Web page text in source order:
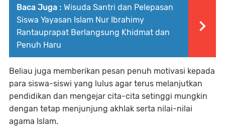
Baca Juga : Wisuda Santri dan Pelepasan
Siswa Yayasan Islam Nur Ibrahimy
Rantauprapat Berlangsung Khidmat dan
Penuh Haru
Beliau juga memberikan pesan penuh motivasi kepada
para siswa-siswi yang lulus agar terus melanjutkan
pendidikan dan mengejar cita-cita setinggi mungkin
dengan tetap menjunjung akhlak serta nilai-nilai
agama Islam.